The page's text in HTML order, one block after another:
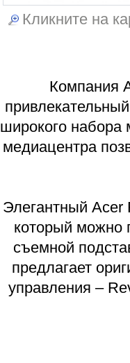
Кликните на
Компания
широкого набора
медиацентра
Элегантный Acer
который можно
съемной
предлагает
управления –